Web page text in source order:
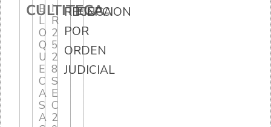
CULTITECA
B
L
O
Q
U
E
C
A
S
A
I
R
2
5
2
8
S
E
C
2
RECEPCION
POR
ORDEN
JUDICIAL
FINCA